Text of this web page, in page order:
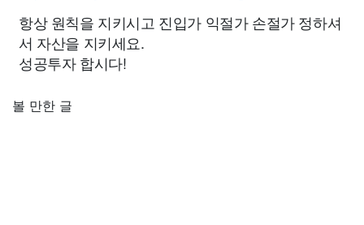
항상 원칙을 지키시고 진입가 익절가 손절가 정하셔
서 자산을 지키세요.
성공투자 합시다!
볼 만한 글